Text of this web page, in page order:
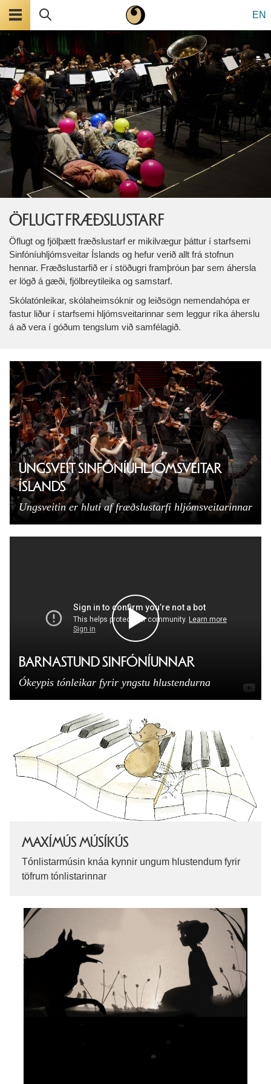
EN
ÖFLUGT FRÆÐSLUSTARF
Öflugt og fjölþætt fræðslustarf er mikilvægur þáttur í starfsemi
Sinfóníuhljómsveitar Íslands og hefur verið allt frá stofnun
hennar. Fræðslustarfið er í stöðugri framþróun þar sem áhersla
er lögð á gæði, fjölbreytileika og samstarf.
Skólatónleikar, skólaheimsóknir og leiðsögn nemendahópa er
fastur liður í starfsemi hljómsveitarinnar sem leggur ríka áherslu
á að vera í góðum tengslum við samfélagið.
UNGSVEIT SINFÓNÍUHLJÓMSVEITAR
ÍSLANDS
Ungsveitin er hluti af fræðslustarfi hljómsveitarinnar
BARNASTUND SINFÓNÍUNNAR
Ókeypis tónleikar fyrir yngstu hlustendurna
MAXÍMÚS MÚSÍKÚS
Tónlistarmúsin knáa kynnir ungum hlustendum fyrir
töfrum tónlistarinnar